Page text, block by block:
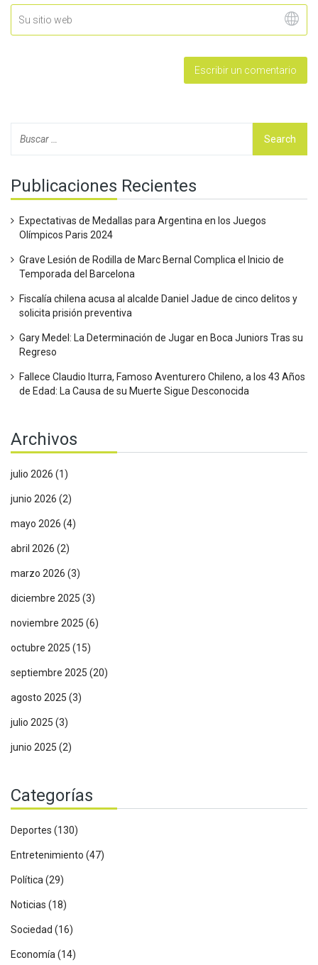
Publicaciones Recientes
Expectativas de Medallas para Argentina en los Juegos
Olímpicos Paris 2024
Grave Lesión de Rodilla de Marc Bernal Complica el Inicio de
Temporada del Barcelona
Fiscalía chilena acusa al alcalde Daniel Jadue de cinco delitos y
solicita prisión preventiva
Gary Medel: La Determinación de Jugar en Boca Juniors Tras su
Regreso
Fallece Claudio Iturra, Famoso Aventurero Chileno, a los 43 Años
de Edad: La Causa de su Muerte Sigue Desconocida
Archivos
julio 2026 (1)
junio 2026 (2)
mayo 2026 (4)
abril 2026 (2)
marzo 2026 (3)
diciembre 2025 (3)
noviembre 2025 (6)
octubre 2025 (15)
septiembre 2025 (20)
agosto 2025 (3)
julio 2025 (3)
junio 2025 (2)
Categorías
Deportes (130)
Entretenimiento (47)
Política (29)
Noticias (18)
Sociedad (16)
Economía (14)